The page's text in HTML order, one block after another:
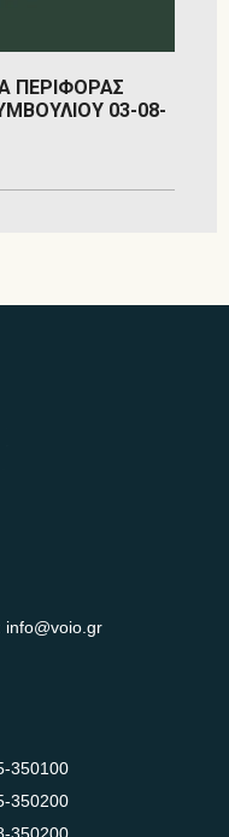
ΠΕΡΙΦΟΡΑΣ
03-08-
info@voio.gr
350100
350200